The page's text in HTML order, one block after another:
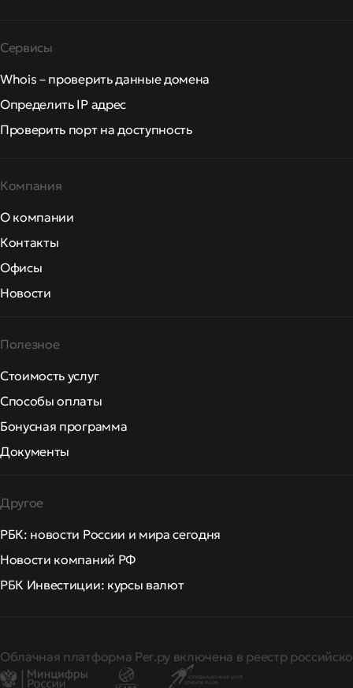
Сервисы
Whois – проверить данные домена
Определить IP адрес
Проверить порт на доступность
Компания
О компании
Контакты
Офисы
Новости
Полезное
Стоимость услуг
Способы оплаты
Бонусная программа
Документы
Другое
РБК: новости России и мира сегодня
Новости компаний РФ
РБК Инвестиции: курсы валют
Облачная платформа Рег.ру включена в реестр